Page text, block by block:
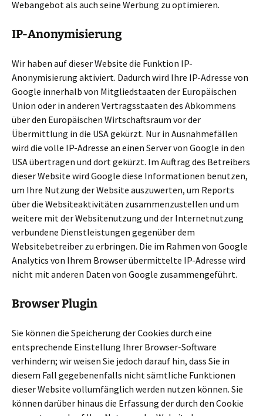
Webangebot als auch seine Werbung zu optimieren.
IP-Anonymisierung
Wir haben auf dieser Website die Funktion IP-
Anonymisierung aktiviert. Dadurch wird Ihre IP-Adresse von
Google innerhalb von Mitgliedstaaten der Europäischen
Union oder in anderen Vertragsstaaten des Abkommens
über den Europäischen Wirtschaftsraum vor der
Übermittlung in die USA gekürzt. Nur in Ausnahmefällen
wird die volle IP-Adresse an einen Server von Google in den
USA übertragen und dort gekürzt. Im Auftrag des Betreibers
dieser Website wird Google diese Informationen benutzen,
um Ihre Nutzung der Website auszuwerten, um Reports
über die Websiteaktivitäten zusammenzustellen und um
weitere mit der Websitenutzung und der Internetnutzung
verbundene Dienstleistungen gegenüber dem
Websitebetreiber zu erbringen. Die im Rahmen von Google
Analytics von Ihrem Browser übermittelte IP-Adresse wird
nicht mit anderen Daten von Google zusammengeführt.
Browser Plugin
Sie können die Speicherung der Cookies durch eine
entsprechende Einstellung Ihrer Browser-Software
verhindern; wir weisen Sie jedoch darauf hin, dass Sie in
diesem Fall gegebenenfalls nicht sämtliche Funktionen
dieser Website vollumfänglich werden nutzen können. Sie
können darüber hinaus die Erfassung der durch den Cookie